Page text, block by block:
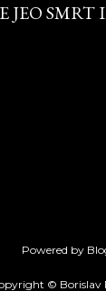
JEO SMRT
Powered by
© Borislav